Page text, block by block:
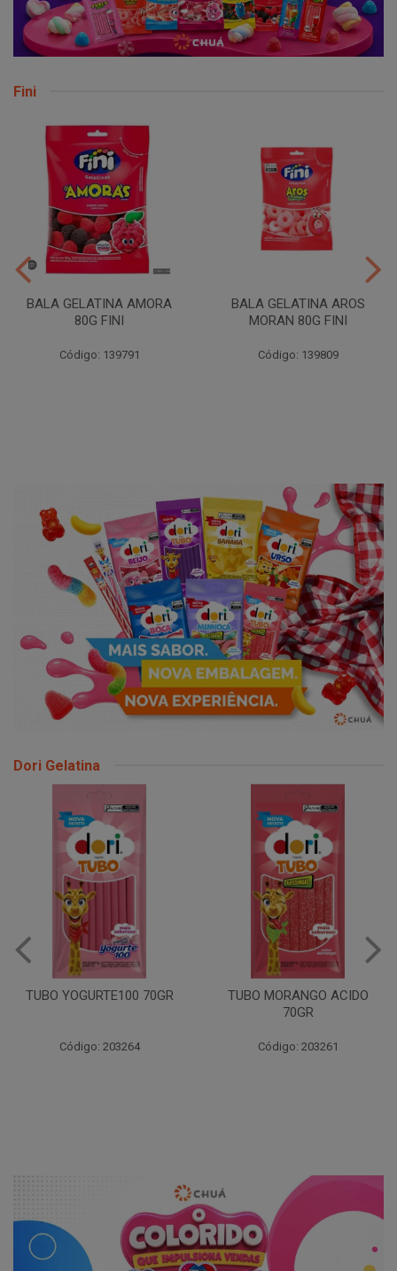
Fini
BALA GELATINA AMORA
80G FINI
Código: 139791
BALA GELATINA AROS
MORAN 80G FINI
Código: 139809
Dori Gelatina
TUBO MORANGO ACIDO
Código: 203261
GIRAFA YOGURTE100
30X30GR